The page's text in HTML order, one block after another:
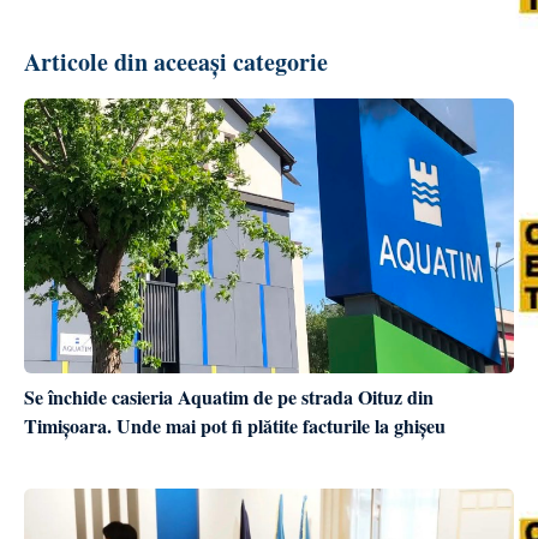
Articole din aceeași categorie
Se închide casieria Aquatim de pe strada Oituz din
Timișoara. Unde mai pot fi plătite facturile la ghișeu